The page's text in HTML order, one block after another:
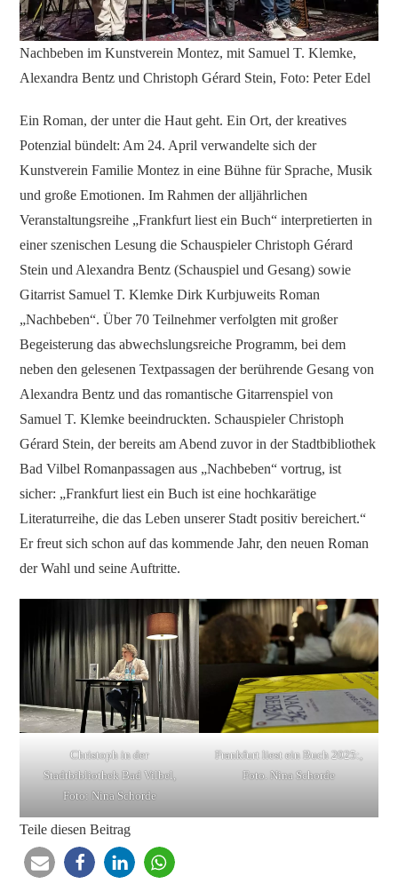
Nachbeben im Kunstverein Montez, mit Samuel T. Klemke,
Alexandra Bentz und Christoph Gérard Stein, Foto: Peter Edel
Ein Roman, der unter die Haut geht. Ein Ort, der kreatives
Potenzial bündelt: Am 24. April verwandelte sich der
Kunstverein Familie Montez in eine Bühne für Sprache, Musik
und große Emotionen. Im Rahmen der alljährlichen
Veranstaltungsreihe „Frankfurt liest ein Buch“ interpretierten in
einer szenischen Lesung die Schauspieler Christoph Gérard
Stein und Alexandra Bentz (Schauspiel und Gesang) sowie
Gitarrist Samuel T. Klemke Dirk Kurbjuweits Roman
„Nachbeben“. Über 70 Teilnehmer verfolgten mit großer
Begeisterung das abwechslungsreiche Programm, bei dem
neben den gelesenen Textpassagen der berührende Gesang von
Alexandra Bentz und das romantische Gitarrenspiel von
Samuel T. Klemke beeindruckten. Schauspieler Christoph
Gérard Stein, der bereits am Abend zuvor in der Stadtbibliothek
Bad Vilbel Romanpassagen aus „Nachbeben“ vortrug, ist
sicher: „Frankfurt liest ein Buch ist eine hochkarätige
Literaturreihe, die das Leben unserer Stadt positiv bereichert.“
Er freut sich schon auf das kommende Jahr, den neuen Roman
der Wahl und seine Auftritte.
Christoph in der
Stadtbibliothek Bad Vilbel,
Foto: Nina Schorde
Frankfurt liest ein Buch 2025:,
Foto. Nina Schorde
Teile diesen Beitrag